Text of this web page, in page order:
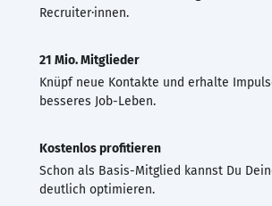
Recruiter·innen.
21 Mio. Mitglieder
Knüpf neue Kontakte und erhalte
besseres Job-Leben.
Kostenlos profitieren
Schon als Basis-Mitglied kannst Du
deutlich optimieren.